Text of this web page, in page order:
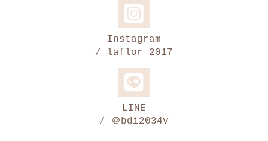
Instagram
/ laflor_2017
LINE
/ ＠bdi2034v